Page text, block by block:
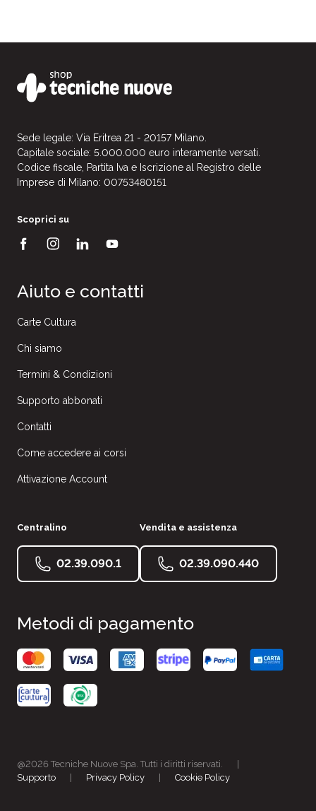
Sede legale: Via Eritrea 21 - 20157 Milano.
Capitale sociale: 5.000.000 euro interamente versati.
Codice fiscale, Partita Iva e Iscrizione al Registro delle
Imprese di Milano: 00753480151
Scoprici su
Aiuto e contatti
Carte Cultura
Chi siamo
Termini & Condizioni
Supporto abbonati
Contatti
Come accedere ai corsi
Attivazione Account
Centralino
02.39.090.1
Vendita e assistenza
02.39.090.440
Metodi di pagamento
@2026 Tecniche Nuove Spa. Tutti i diritti riservati.
Supporto
Privacy Policy Cookie Policy